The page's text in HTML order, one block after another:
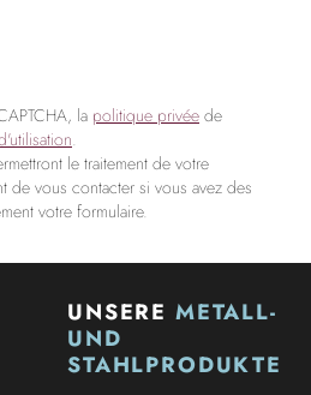
la politique privée de
.
le traitement de votre
de vous contacter si vous avez des
votre formulaire.
UNSERE METALL-
UND
STAHLPRODUKTE